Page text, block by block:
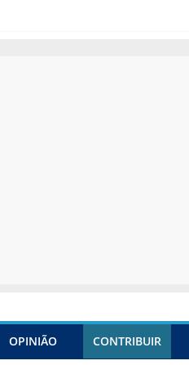
OPINIÃO CONTRIBUIR